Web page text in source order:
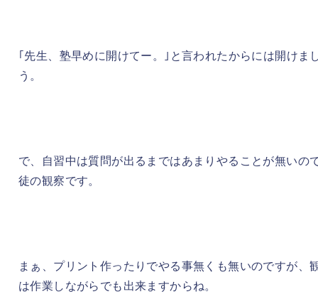
｢先生、塾早めに開けてー。｣と言われたからには開けま
う。
で、自習中は質問が出るまではあまりやることが無いの
徒の観察です。
まぁ、プリント作ったりでやる事無くも無いのですが、
は作業しながらでも出来ますからね。